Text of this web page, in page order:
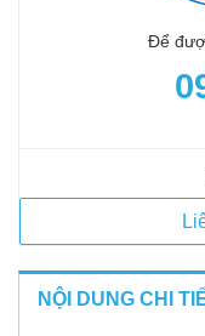
Để
NỘI DUNG CHI